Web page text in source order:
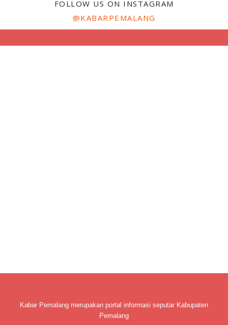
FOLLOW US ON INSTAGRAM
@KABARPEMALANG
Kabar Pemalang merupakan portal informasi seputar Kabupaten
Pemalang